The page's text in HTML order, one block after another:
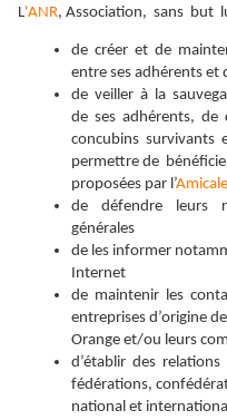
L'ANR, Association, sans but
de créer et de
entre ses adhérents et
de veiller à la
de ses adhérents, de
concubins survivants
permettre de
proposées par l’
de défendre leurs
générales
de les informer
Internet
de maintenir les
entreprises d’origine
Orange et/ou leurs
d’établir des relations
fédérations,
national et